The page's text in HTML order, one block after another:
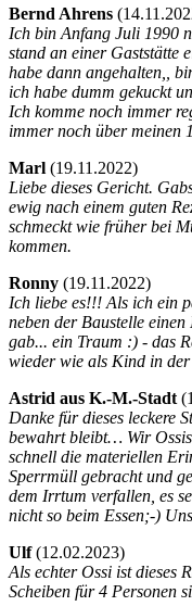
Bernd Ahrens (
Ich bin Anfang Juli 1990
stand an einer Gaststätte
habe dann angehalten,,
ich habe dumm gekuckt
Ich komme noch immer
immer noch über meinen
Marl (19.11.2022)
Liebe dieses Gericht.
ewig nach einem guten
schmeckt wie früher bei
kommen.
Ronny (19.11.2022)
Ich liebe es!!! Als ich ein
neben der Baustelle
gab... ein Traum :) - das
wieder wie als Kind in
Astrid aus K.-M.-Stadt (
Danke für dieses leckere
bewahrt bleibt… Wir
schnell die materiellen
Sperrmüll gebracht und
dem Irrtum verfallen, es
nicht so beim Essen;-)
Ulf(12.02.2023)
Als echter Ossi ist dieses
Scheiben für 4 Personen